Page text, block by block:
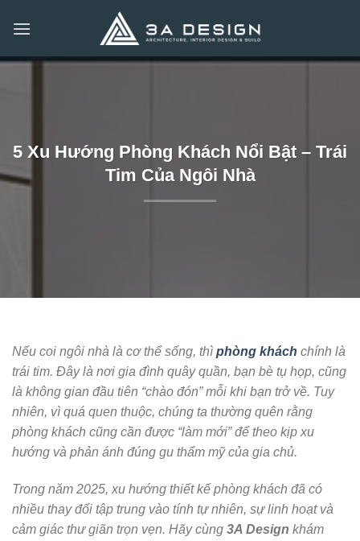
qua
5 Xu Hướng Phòng Khách Nổi Bật – Trái
Tim Của Ngôi Nhà
Nếu coi ngôi nhà là cơ thể sống, thì phòng khách chính là
trái tim. Đây là nơi gia đình quây quần, bạn bè tụ họp, cũng
là không gian đầu tiên “chào đón” mỗi khi bạn trở về. Tuy
nhiên, vì quá quen thuộc, chúng ta thường quên rằng
phòng khách cũng cần được “làm mới” để theo kịp xu
hướng và phản ánh đúng gu thẩm mỹ của gia chủ.
Trong năm 2025, xu hướng thiết kế phòng khách đã có
nhiều thay đổi tập trung vào tính tự nhiên, sự linh hoạt và
cảm giác thư giãn trọn vẹn. Hãy cùng 3A Design khám